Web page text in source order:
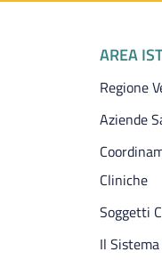
Piè
AREA
Regione
Aziende
Cliniche
Soggetti
Il